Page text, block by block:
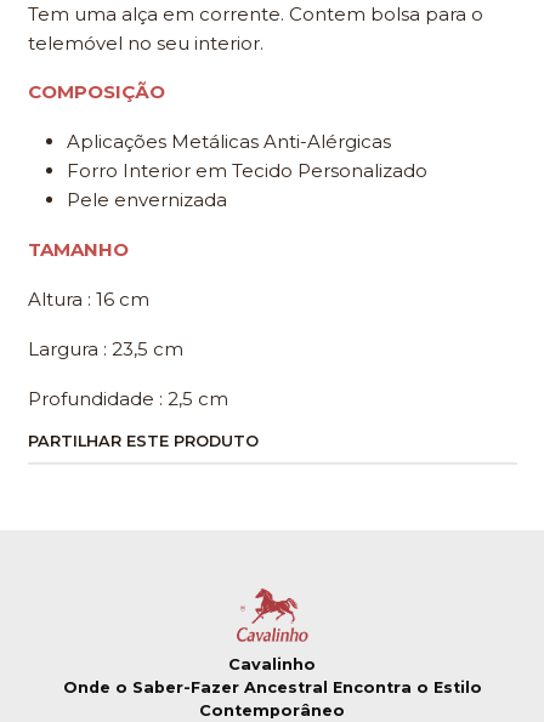
Tem uma alça em corrente. Contem bolsa para o
telemóvel no seu interior.
COMPOSIÇÃO
Aplicações Metálicas Anti-Alérgicas
Forro Interior em Tecido Personalizado
Pele envernizada
TAMANHO
Altura : 16 cm
Largura : 23,5 cm
Profundidade : 2,5 cm
PARTILHAR ESTE PRODUTO
Cavalinho
Onde o Saber-Fazer Ancestral Encontra o Estilo
Contemporâneo